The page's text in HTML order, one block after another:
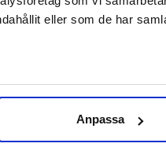
eller som de har
Anpassa